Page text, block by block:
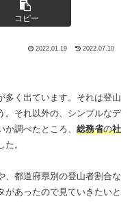
コピー
2022.01.19 2022.07.10
多く出ています。それは登山
。それ以外の、シンプルなデ
調べたところ、 総務省の社
。
、都道府県別の登山者割合な
があったので見ていきたいと